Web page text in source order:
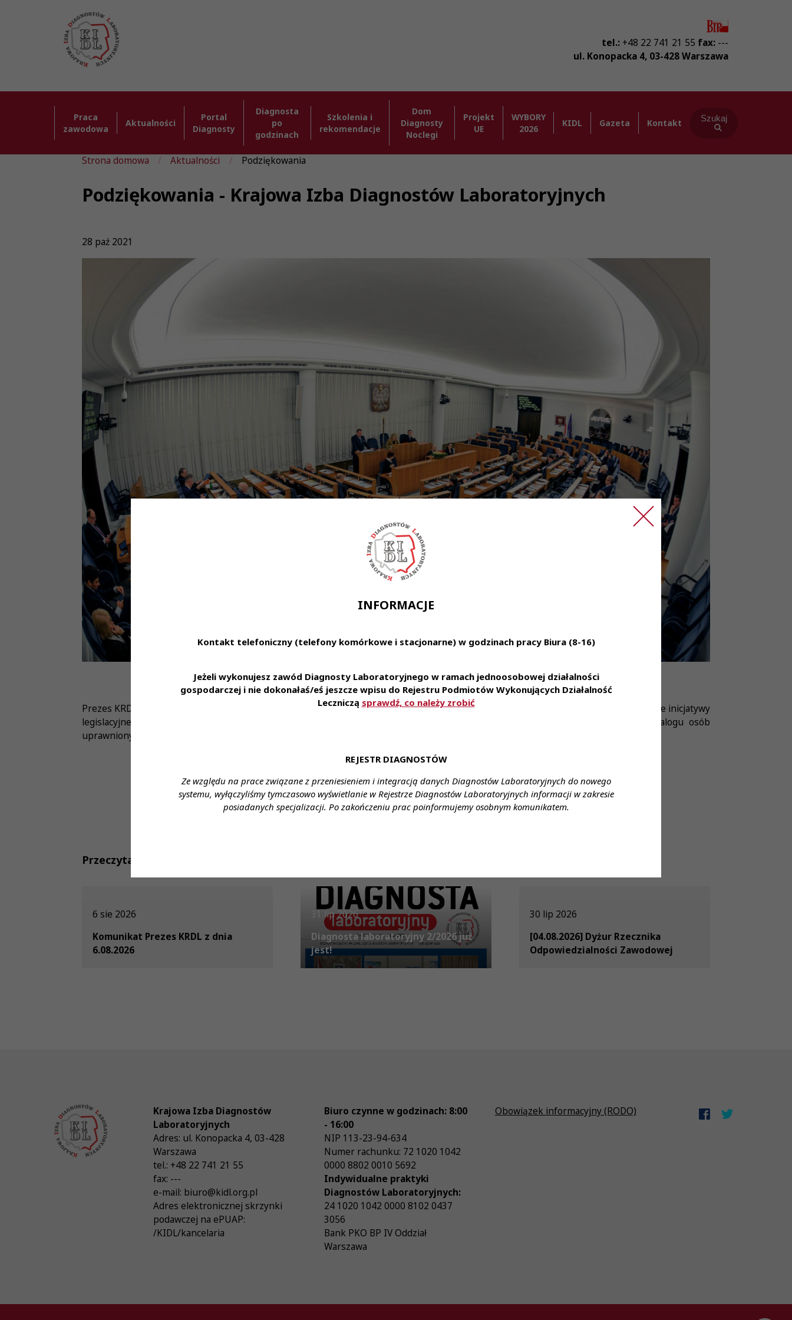
tel.: +48 22 741 21 55 fax: ---
ul. Konopacka 4, 03-428Warszawa
Praca
zawodowa
Aktualności
Portal
Diagnosty
Diagnosta
po
godzinach
Szkolenia i
rekomendacje
Dom
Diagnosty
Noclegi
Projekt
UE
WYBORY
2026
KIDL Gazeta Kontakt Szukaj
INFORMACJE
Kontakt telefoniczny (telefony komórkowe i stacjonarne) w godzinach pracy Biura (8-16)
Jeżeli wykonujesz zawód Diagnosty Laboratoryjnego w ramach jednoosobowej działalności
gospodarczej i nie dokonałaś/eś jeszcze wpisu do Rejestru Podmiotów Wykonujących Działalność
Leczniczą sprawdź, co należy zrobić
REJESTR DIAGNOSTÓW
Ze względu na prace związane z przeniesieniem i integracją danych Diagnostów Laboratoryjnych do nowego
systemu, wyłączyliśmy tymczasowo wyświetlanie w Rejestrze Diagnostów Laboratoryjnych informacji w zakresie
posiadanych specjalizacji. Po zakończeniu prac poinformujemy osobnym komunikatem.
Strona domowa Aktualności Podziękowania
Podziękowania - Krajowa Izba Diagnostów Laboratoryjnych
28 paź 2021
Prezes KRDL Alina Niewiadomska dziękuje Panii Senator Beacie Małeckiej-Libera Przewodniczącej Senackiej Komisji Zdrowia za podjęcie inicjatywy
legislacyjnej i przedstawienie jej na posiedzeniu Senatu w dniu 28 października br. w sprawie włączenia diagnostów do katalogu osób
uprawnionych do wykonywania szczepień przeciw grypie.
Przeczytaj również
6 sie 2026
Komunikat Prezes KRDL z dnia
6.08.2026
31 lip 2026
Diagnosta laboratoryjny 2/2026 już
jest!
30 lip 2026
[04.08.2026] Dyżur Rzecznika
Odpowiedzialności Zawodowej
Krajowa Izba Diagnostów
Laboratoryjnych
Adres: ul. Konopacka 4,03-428
Warszawa
tel.: +48 22 741 21 55
fax: ---
e-mail: biuro@kidl.org.pl
Adres elektronicznej skrzynki
podawczej na ePUAP:
/KIDL/kancelaria
Biuro czynne w godzinach: 8:00
- 16:00
NIP 113-23-94-634
Numer rachunku: 72 1020 1042
0000 8802 0010 5692
Indywidualne praktyki
Diagnostów Laboratoryjnych:
24 1020 1042 0000 8102 0437
3056
Bank PKO BP IV Oddział
Warszawa
Obowiązek informacyjny (RODO)